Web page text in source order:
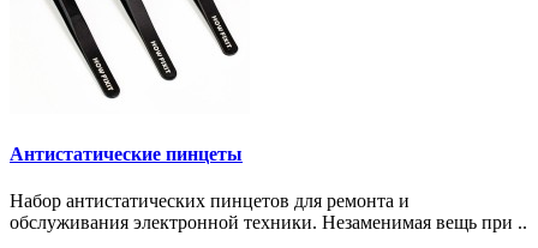
Антистатические пинцеты
Набор антистатических пинцетов для ремонта и
обслуживания электронной техники. Незаменимая вещь при ..